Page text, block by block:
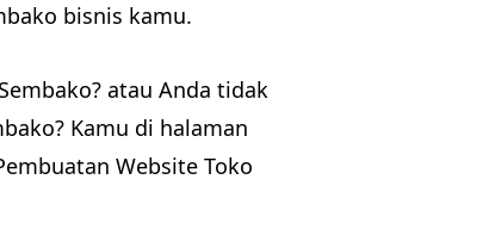
bisnis kamu.
atau Anda tidak
Kamu di halaman
Website Toko